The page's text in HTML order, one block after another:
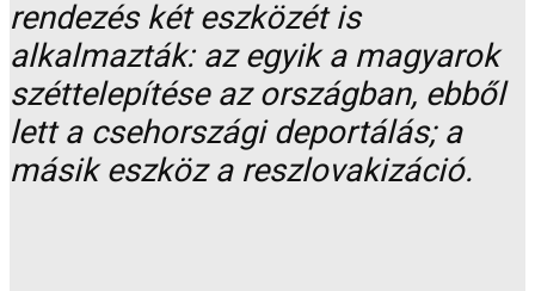
rendezés két eszközét is
alkalmazták: az egyik a magyarok
széttelepítése az országban, ebből
lett a csehországi deportálás; a
másik eszköz a reszlovakizáció.